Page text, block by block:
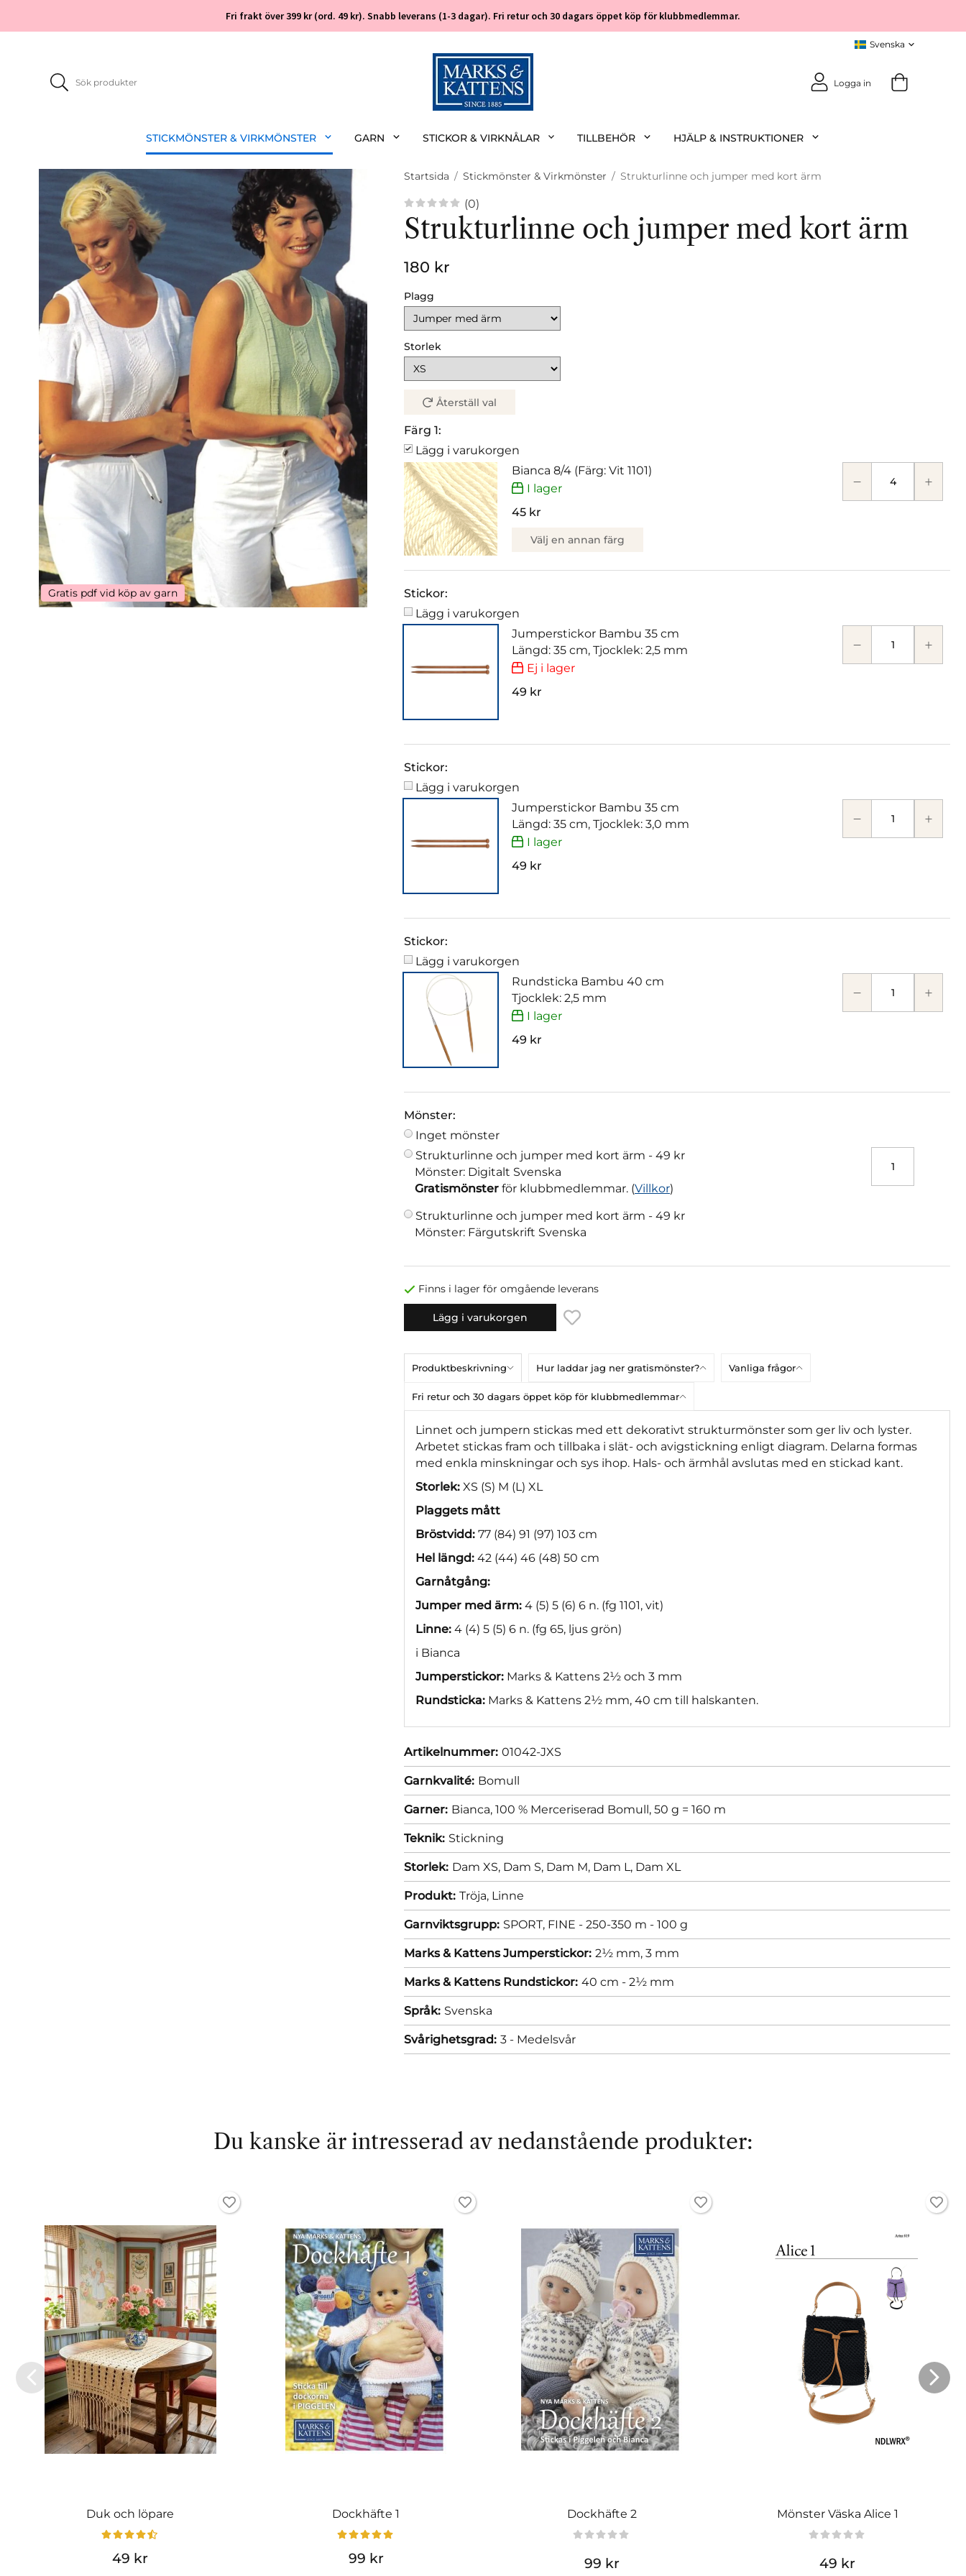
Fri frakt över 399 kr (ord. 49 kr). Snabb leverans (1-3 dagar). Fri retur och 30 dagars öppet köp för klubbmedlemmar.
Logga in
STICKMÖNSTER & VIRKMÖNSTER GARN STICKOR & VIRKNÅLAR TILLBEHÖR HJÄLP & INSTRUKTIONER
Gratis pdf vid köp av garn
Startsida / Stickmönster & Virkmönster / Strukturlinne och jumper med kort ärm
(0)
Strukturlinne och jumper med kort ärm
180 kr
Plagg
Storlek
Återställ val
Färg 1:
Lägg i varukorgen
Bianca 8/4 (Färg: Vit 1101)
I lager
45 kr
Välj en annan färg
Stickor:
Lägg i varukorgen
Jumperstickor Bambu 35 cm
Längd: 35 cm, Tjocklek: 2,5 mm
Ej i lager
49 kr
Stickor:
Lägg i varukorgen
Jumperstickor Bambu 35 cm
Längd: 35 cm, Tjocklek: 3,0 mm
I lager
49 kr
Stickor:
Lägg i varukorgen
Rundsticka Bambu 40 cm
Tjocklek: 2,5 mm
I lager
49 kr
Mönster:
Inget mönster
Strukturlinne och jumper med kort ärm - 49 kr
Mönster: Digitalt Svenska
Gratismönster för klubbmedlemmar. (Villkor)
Strukturlinne och jumper med kort ärm - 49 kr
Mönster: Färgutskrift Svenska
Finns i lager för omgående leverans
Lägg i varukorgen
Produktbeskrivning Hur laddar jag ner gratismönster? Vanliga frågor
Fri retur och 30 dagars öppet köp för klubbmedlemmar
Linnet och jumpern stickas med ett dekorativt strukturmönster som ger liv och lyster.
Arbetet stickas fram och tillbaka i slät- och avigstickning enligt diagram. Delarna formas
med enkla minskningar och sys ihop. Hals- och ärmhål avslutas med en stickad kant.
Storlek: XS (S) M (L) XL
Plaggets mått
Bröstvidd: 77 (84) 91 (97) 103 cm
Hel längd: 42 (44) 46 (48) 50 cm
Garnåtgång:
Jumper med ärm: 4 (5) 5 (6) 6 n. (fg 1101, vit)
Linne: 4 (4) 5 (5) 6 n. (fg 65, ljus grön)
i Bianca
Jumperstickor: Marks & Kattens 2½ och 3 mm
Rundsticka: Marks & Kattens 2½ mm, 40 cm till halskanten.
Artikelnummer: 01042-JXS
Garnkvalité: Bomull
Garner: Bianca, 100 % Merceriserad Bomull, 50 g = 160 m
Teknik: Stickning
Storlek: Dam XS, Dam S, Dam M, Dam L, Dam XL
Produkt: Tröja, Linne
Garnviktsgrupp: SPORT, FINE - 250-350 m - 100 g
Marks & Kattens Jumperstickor: 2½ mm, 3 mm
Marks & Kattens Rundstickor: 40 cm - 2½ mm
Språk: Svenska
Svårighetsgrad: 3 - Medelsvår
Du kanske är intresserad av nedanstående produkter:
Duk och löpare
49 kr
Dockhäfte 1
99 kr
Dockhäfte 2
99 kr
Mönster Väska Alice 1
49 kr